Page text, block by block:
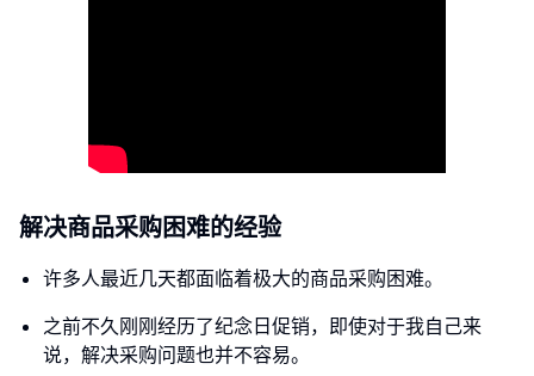
解决商品采购困难的经验
许多人最近几天都面临着极大的商品采购困难。
之前不久刚刚经历了纪念日促销，即使对于我自己来
说，解决采购问题也并不容易。